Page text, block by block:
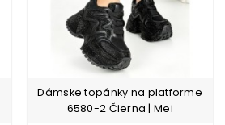
Dámske topánky na platforme
6580-2 Čierna | Mei